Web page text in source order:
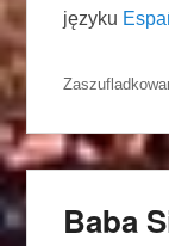
języku
Baba